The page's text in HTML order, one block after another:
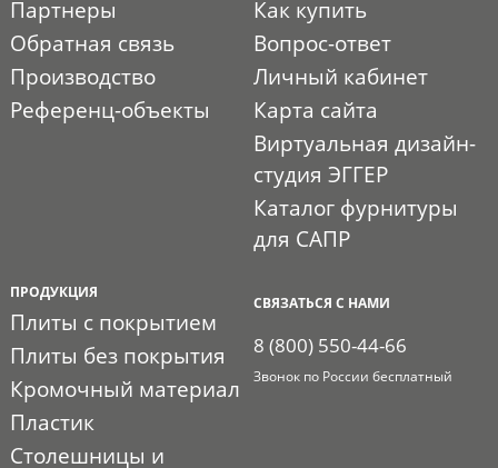
Партнеры
Обратная связь
Производство
Референц-объекты
Как купить
Вопрос-ответ
Личный кабинет
Карта сайта
Виртуальная дизайн-
студия ЭГГЕР
Каталог фурнитуры
для САПР
ПРОДУКЦИЯ
Плиты с покрытием
Плиты без покрытия
Кромочный материал
Пластик
Столешницы и
СВЯЗАТЬСЯ С НАМИ
8 (800) 550-44-66
Звонок по России бесплатный